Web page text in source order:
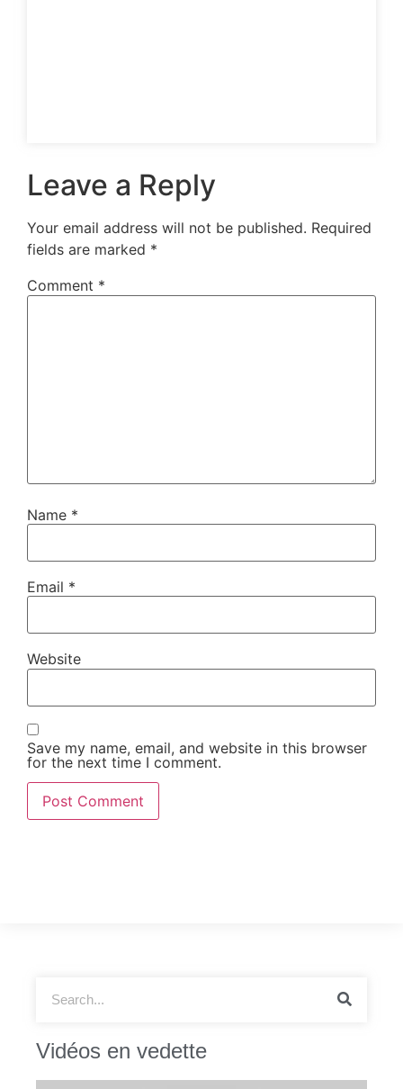
Leave a Reply
Your email address will not be published. Required
fields are marked *
Comment *
Name *
Email *
Website
Save my name, email, and website in this browser
for the next time I comment.
Vidéos en vedette